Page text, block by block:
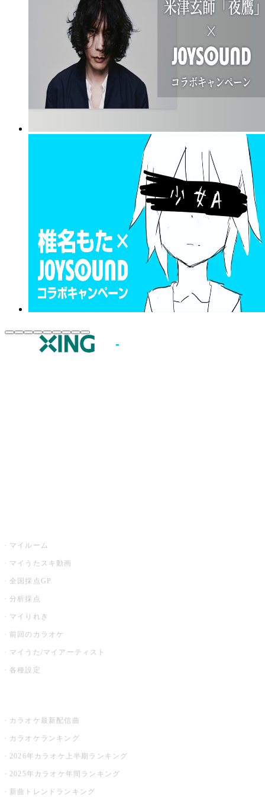
マイルーム
マイうたスキ動画
全国採点GP
分析採点
マイりれき
前回のカラオケ
マイうた/マイアーティスト
各種設定
カラオケ最新配信曲
カラオケランキング
2026年カラオケ上半期ランキング
2025年カラオケ年間ランキング
新曲トレンドランキング